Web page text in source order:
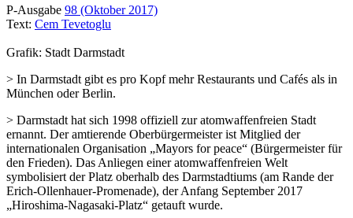
P-Ausgabe 98 (Oktober 2017)
Text: Cem Tevetoglu
Grafik: Stadt Darmstadt
> In Darmstadt gibt es pro Kopf mehr Restaurants und Cafés als in
München oder Berlin.
> Darmstadt hat sich 1998 offiziell zur atomwaffenfreien Stadt
ernannt. Der amtierende Oberbürgermeister ist Mitglied der
internationalen Organisation „Mayors for peace“ (Bürgermeister für
den Frieden). Das Anliegen einer atomwaffenfreien Welt
symbolisiert der Platz oberhalb des Darmstadtiums (am Rande der
Erich-Ollenhauer-Promenade), der Anfang September 2017
„Hiroshima-Nagasaki-Platz“ getauft wurde.